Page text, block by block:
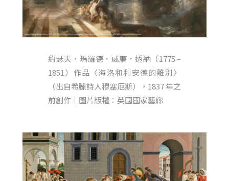
約瑟夫．瑪羅德．威廉．透納（1775 –
1851）作品〈海洛和利安德的離別〉
（出自希臘詩人穆塞厄斯），1837 年之
前創作｜圖片版權：英國國家藝廊